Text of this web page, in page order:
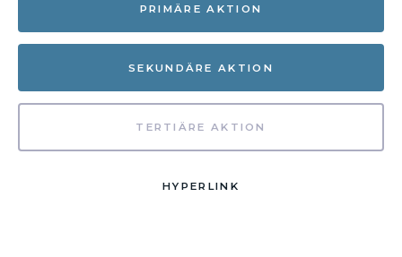
PRIMÄRE AKTION
SEKUNDÄRE AKTION
TERTIÄRE AKTION
HYPERLINK